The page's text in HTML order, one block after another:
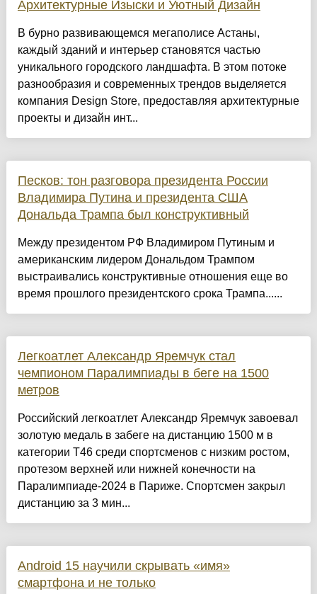
Архитектурные Изыски и Уютный Дизайн
​В бурно развивающемся мегаполисе Астаны,
каждый зданий и интерьер становятся частью
уникального городского ландшафта. В этом потоке
разнообразия и современных трендов выделяется
компания Design Store, предоставляя архитектурные
проекты и дизайн инт...
Песков: тон разговора президента России
Владимира Путина и президента США
Дональда Трампа был конструктивный
Между президентом РФ Владимиром Путиным и
американским лидером Дональдом Трампом
выстраивались конструктивные отношения еще во
время прошлого президентского срока Трампа......
Легкоатлет Александр Яремчук стал
чемпионом Паралимпиады в беге на 1500
метров
Российский легкоатлет Александр Яремчук завоевал
золотую медаль в забеге на дистанцию 1500 м в
категории T46 среди спортсменов с низким ростом,
протезом верхней или нижней конечности на
Паралимпиаде-2024 в Париже. Спортсмен закрыл
дистанцию за 3 мин...
Android 15 научили скрывать «имя»
смартфона и не только